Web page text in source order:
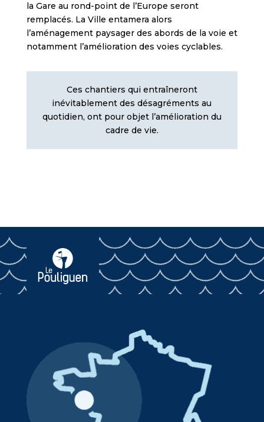
la Gare au rond-point de l’Europe seront
remplacés. La Ville entamera alors
l’aménagement paysager des abords de la voie et
notamment l’amélioration des voies cyclables.
Ces chantiers qui entraîneront
inévitablement des désagréments au
quotidien, ont pour objet l’amélioration du
cadre de vie.